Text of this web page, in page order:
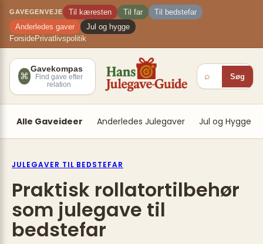
Spring
indhold
GAVEGENVEJE Til kæresten Til far
Til bedstefar
Anderledes gaver
Jul og hygge
ForsidePrivatlivspolitik
⌘
Gavekompas
Find gave efter
relation
⌕ Søg
Alle Gaveideer Anderledes Julegaver Jul og Hygge
JULEGAVER TIL BEDSTEFAR
Praktisk rollatortilbehør
som julegave til
bedstefar